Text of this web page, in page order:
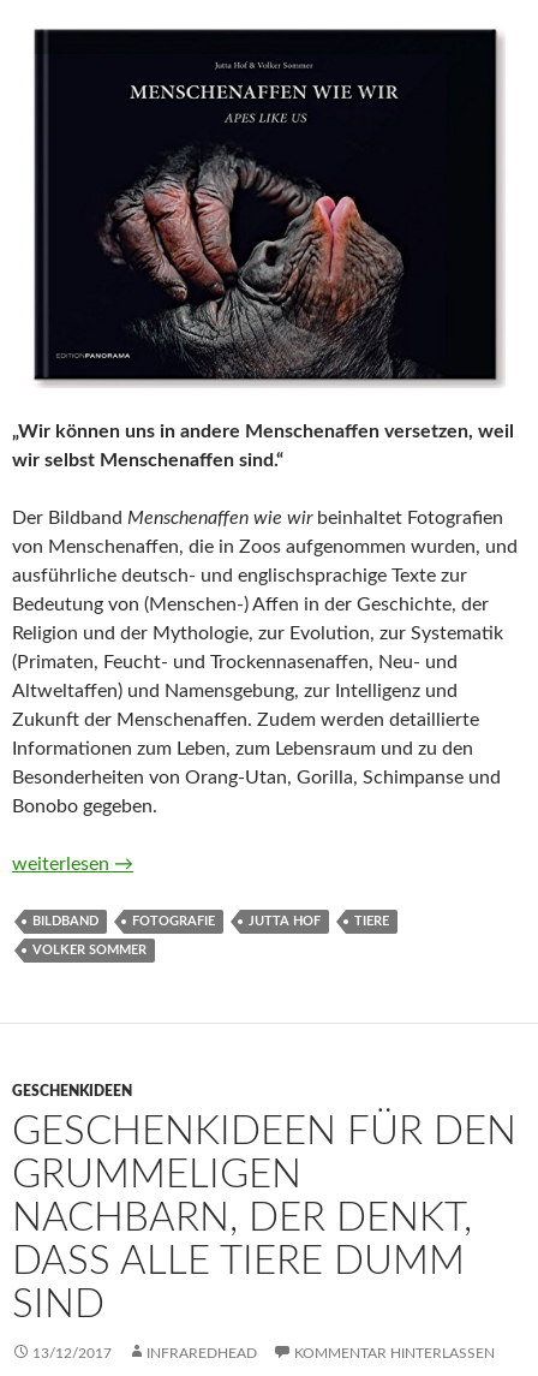
„Wir können uns in andere Menschenaffen versetzen, weil
wir selbst Menschenaffen sind.“
Der Bildband Menschenaffen wie wirbeinhaltet Fotografien
von Menschenaffen, die in Zoos aufgenommen wurden, und
ausführliche deutsch- und englischsprachige Texte zur
Bedeutung von (Menschen-) Affen in der Geschichte, der
Religion und der Mythologie, zur Evolution, zur Systematik
(Primaten, Feucht- und Trockennasenaffen, Neu- und
Altweltaffen) und Namensgebung, zur Intelligenz und
Zukunft der Menschenaffen. Zudem werden detaillierte
Informationen zum Leben, zum Lebensraum und zu den
Besonderheiten von Orang-Utan, Gorilla, Schimpanse und
Bonobo gegeben.
Menschenaffen wie wir. Porträts einer Verwandtschaft von
weiterlesen →
BILDBAND FOTOGRAFIE JUTTA HOF TIERE
VOLKER SOMMER
GESCHENKIDEEN
GESCHENKIDEEN FÜR DEN
GRUMMELIGEN
NACHBARN, DER DENKT,
DASS ALLE TIERE DUMM
SIND
13/12/2017 INFRAREDHEAD KOMMENTAR HINTERLASSEN